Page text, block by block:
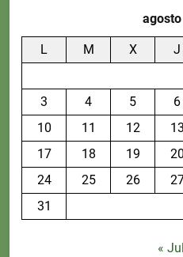
L M X J
3
4 5 6
10
11 12 13
17
18 19 20
24
25 26
31
« Jul